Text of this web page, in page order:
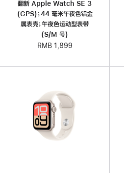
翻新 Apple Watch SE 3
(GPS)；44 毫米午夜色铝金
属表壳；午夜色运动型表带
(S/M 号)
RMB 1,899